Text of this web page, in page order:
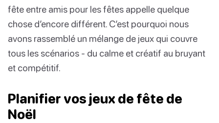
fête entre amis pour les fêtes appelle quelque
chose d’encore différent. C’est pourquoi nous
avons rassemblé un mélange de jeux qui couvre
tous les scénarios - du calme et créatif au bruyant
et compétitif.
Planifier vos jeux de fête de
Noël